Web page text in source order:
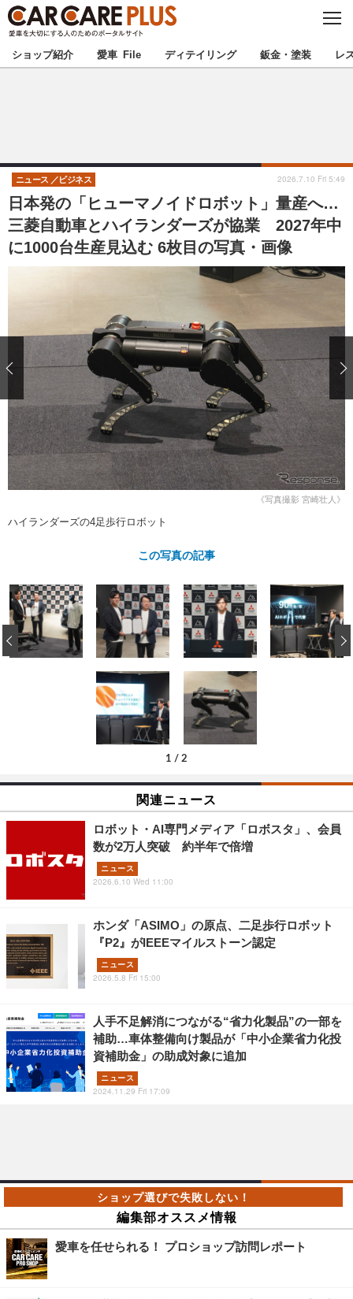
C
S
E
★カーケアプラス認定★ 厳選プロショップを地域から探す
甲信越 北陸
東海 関西
中国 四国
沖縄
ショップレポート 愛車 File
自動車豆知識 ストップ！不具合修理＆粗悪修理
鈑金・塗装
ディテイリング
ディテイリング 洗車
ヘッドライト磨き コーティング
フィルム・ラッピング
鈑金・塗装
小キズ直し 防錆
特集記事
ストップ 不具合修理＆粗悪修理
カーメーカー「旧車」関連プロジェ
クト
ショップ紹介
ショップレポート プロショップ検索
レストア
カーメーカー「旧車」関連プロジ
イベント
ショップ紹介 愛車 File ディテイリング 鈑金・塗装 レ
日本発の「ヒューマノイドロボット」量産へ…
三菱自動車とハイランダーズが協業 2027年中
に1000台生産見込む 6枚目の写真・画像
ニュース ビジネス 2026.7.10 Fri 5:49
《写真撮影 宮崎壮人》
ハイランダーズの4足歩行ロボット
この写真の記事
1 / 2
‹
関連ニュース
ロボット・AI専門メディア「ロボスタ」、会員
数が2万人突破 約半年で倍増
ニュース
2026.6.10 Wed 11:00
ホンダ「ASIMO」の原点、二足歩行ロボット
『P2』がIEEEマイルストーン認定
ニュース
2026.5.8 Fri 15:00
人手不足解消につながる“省力化製品”の一部を
補助…車体整備向け製品が「中小企業省力化投
資補助金」の助成対象に追加
ニュース
2024.11.29 Fri 17:09
編集部オススメ情報
愛車を任せられる！ プロショップ訪問レポート